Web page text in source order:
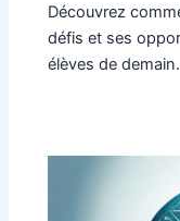
Découvrez
défis et ses
élèves de demain.